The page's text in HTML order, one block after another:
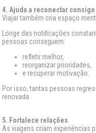
4. Ajuda a reconectar
Viajar também cria espaço
Longe das notificações
pessoas conseguem:
refletir melhor,
reorganizar prioridades,
e recuperar motivação.
Por isso, tantas pessoas
renovada.
5. Fortalece relações
As viagens criam experiências